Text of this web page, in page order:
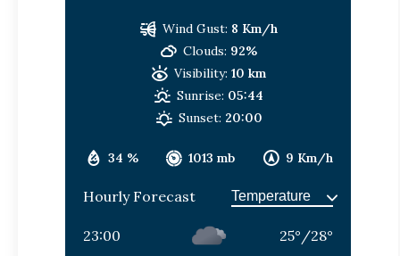
34 % 1013 mb 9 Km/h
Wind Gust: 8 Km/h
Clouds: 92%
Visibility: 10 km
Sunrise: 05:44
Sunset: 20:00
Hourly Forecast
23:00 25° /28°